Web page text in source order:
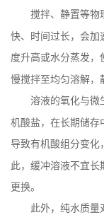
搅拌、静置等物
快、时间过长，会加
度升高或水分蒸发，
慢搅拌至均匀溶解，
溶液的氧化与微
机酸盐，在长期储存
导致有机酸组分变化
此，缓冲溶液不宜长
更换。
此外，纯水质量